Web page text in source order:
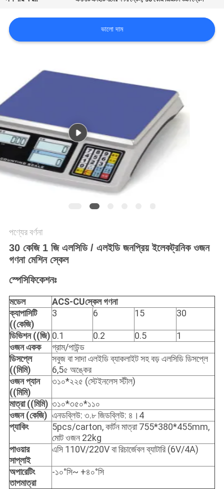
খবর
একটি
উদ্ধৃতি
অনুরোধ
করুন
সাইট
PRIVACY
POLICY
ভালো দাম
পণ্যের বর্ণনা
30 কেজি 1 জি এলসিডি / এলইডি জনপ্রিয় ইলেকট্রনিক ওজন
গণনা মেশিন স্কেল
স্পেসিফিকেশনঃ
মডেল ACS-CUস্কেল গণনা
ক্যাপাসিটি
((কেজি)
3 6 15 30
ডিভিশন ((জি) 0.1 0.2 0.5
1
ওজন একক
গ্রাম/পাউন্ড
ডিসপ্লে
((মিমি)
সবুজ বা সাদা এলইডি ব্যাকলাইট সহ বড় এলসিডি ডিসপ্লে
6,5৫ অঙ্কের
ওজন প্যান
((মিমি)
৩১০*২২৫ (স্টেইনলেস স্টীল)
মাত্রা ((মিমি) ৩১০*৩৫০*১১০
ওজন (কেজি) এনডব্লিউ: ৩.৮ জিডব্লিউ: ৪।4
প্যাকিং
5pcs/carton, কার্টন মাত্রা 755*380*455mm,
মোট ওজন 22kg
পাওয়ার
সাপ্লাই
এসি 110V/220V বা রিচার্জেবল ব্যাটারি (6V/4A)
অপারেটিং
তাপমাত্রা
-১০°সি~ +৪০°সি